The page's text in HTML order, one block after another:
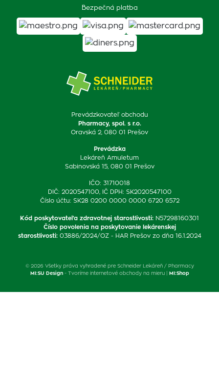
Prevádzkovateľ obchodu
Pharmacy, spol. s r.o.
Oravská 2, 080 01 Prešov
Prevádzka
Lekáreň Amuletum
Sabinovská 15, 080 01 Prešov
IČO: 31710018
DIČ: 2020547100, IČ DPH: SK2020547100
Číslo účtu: SK28 0200 0000 0000 6720 6572
Kód poskytovateľa zdravotnej starostlivosti: N57298160301
Číslo povolenia na poskytovanie lekárenskej
starostlivosti: 03886/2024/OZ - HAR Prešov zo dňa 16.1.2024
Bezpečná platba
© 2026 Všetky práva vyhradené pre Schneider Lekáreň / Pharmacy
MI:SU Design- Tvoríme internetové obchody na mieru | MI:Shop